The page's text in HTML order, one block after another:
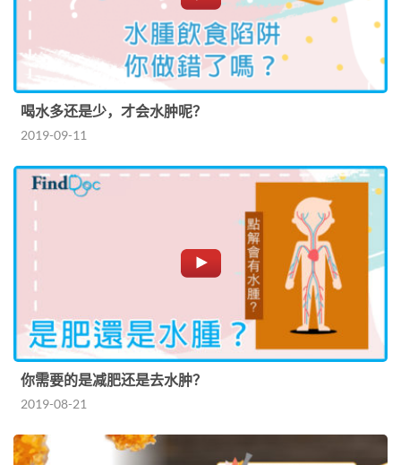
喝水多还是少，才会水肿呢？
2019-09-11
你需要的是减肥还是去水肿？
2019-08-21